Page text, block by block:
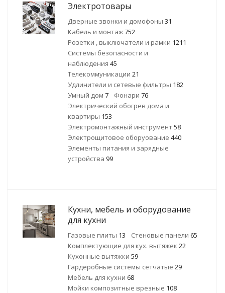
Электротовары
Дверные звонки и домофоны 31
Кабель и монтаж752
Розетки , выключатели и рамки 1211
Системы безопасности и
наблюдения 45
Телекоммуникации 21
Удлинители и сетевые фильтры 182
Умный дом 7 Фонари 76
Электрический обогрев дома и
квартиры 153
Электромонтажный инструмент58
Электрощитовое оборуование 440
Элементы питания и зарядные
устройства 99
Кухни, мебель и оборудование
для кухни
Газовые плиты 13 Стеновые панели 65
Комплектующие для кух. вытяжек 22
Кухонные вытяжки 59
Гардеробные системы сетчатые 29
Мебель для кухни 68
Мойки композитные врезные 108